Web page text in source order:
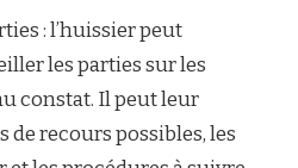
: l’huissier peut
les parties sur les
constat. Il peut leur
de recours possibles, les